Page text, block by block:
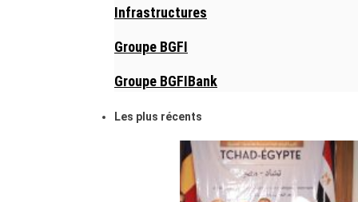
Infrastructures
Groupe BGFI
Groupe BGFIBank
Les plus récents